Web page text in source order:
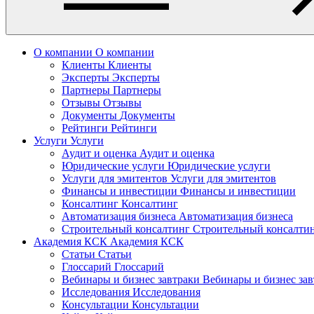
О компании О компании
Клиенты Клиенты
Эксперты Эксперты
Партнеры Партнеры
Отзывы Отзывы
Документы Документы
Рейтинги Рейтинги
Услуги Услуги
Аудит и оценка Аудит и оценка
Юридические услуги Юридические услуги
Услуги для эмитентов Услуги для эмитентов
Финансы и инвестиции Финансы и инвестиции
Консалтинг Консалтинг
Автоматизация бизнеса Автоматизация бизнеса
Строительный консалтинг Строительный
Академия КСК Академия КСК
Статьи Статьи
Глоссарий Глоссарий
Вебинары и бизнес завтраки Вебинары и бизнес
Исследования Исследования
Консультации Консультации